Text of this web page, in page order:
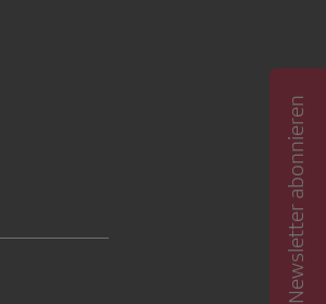
Newsletter abonnieren